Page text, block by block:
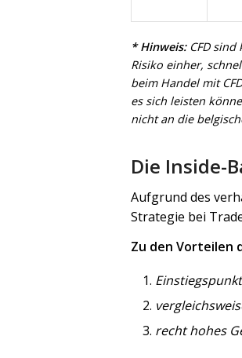
* Hinweis: CFD
Risiko einher,
beim Handel mit
es sich leisten
nicht an die
Die Inside-
Aufgrund des
Strategie bei
Zu den Vorteilen
recht hohes